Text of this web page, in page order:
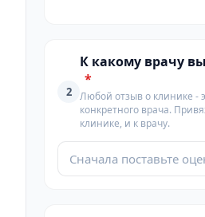
2
К какому врачу
*
Любой отзыв о клинике -
конкретного врача.
клинике, и к врачу.
Сначала поставьте